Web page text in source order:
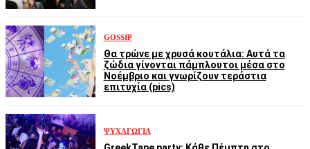
GOSSIP
Θα τρώνε με χρυσά κουτάλια: Αυτά τα
ζώδια γίνονται πάμπλουτοι μέσα στο
Νοέμβριο και γνωρίζουν τεράστια
επιτυχία (pics)
ΨΥΧΑΓΩΓΊΑ